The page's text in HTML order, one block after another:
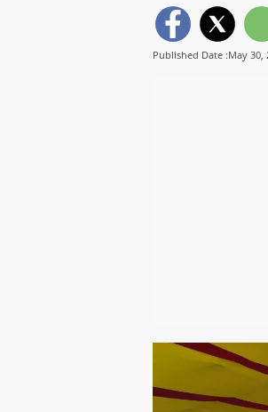
Published Date :May 30,